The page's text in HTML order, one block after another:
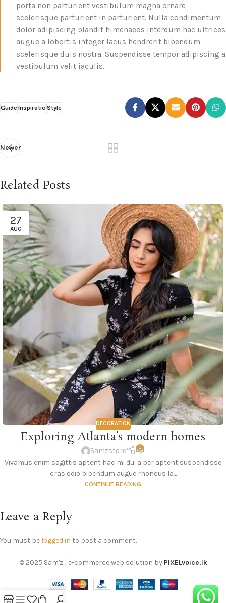
porta non parturient vestibulum magna ornare
scelerisque parturient in parturient. Nulla condimentum
dolor adipiscing blandit himenaeos interdum hac ultrices
augue a lobortis integer lacus hendrerit bibendum
scelerisque duis nostra. Suspendisse tempor adipiscing a
vestibulum velit iaculis.
Guide Inspiratio Style
Newer
Related Posts
27
AUG
DECORATION
Exploring Atlanta’s modern homes
Samzstore 0
Vivamus enim sagittis aptent hac mi dui a per aptent suspendisse
cras odio bibendum augue rhoncus la...
CONTINUE READING
Leave a Reply
You must be logged in to post a comment.
© 2025 Sam'z | e-commerce web solution by PIXELvoice.lk